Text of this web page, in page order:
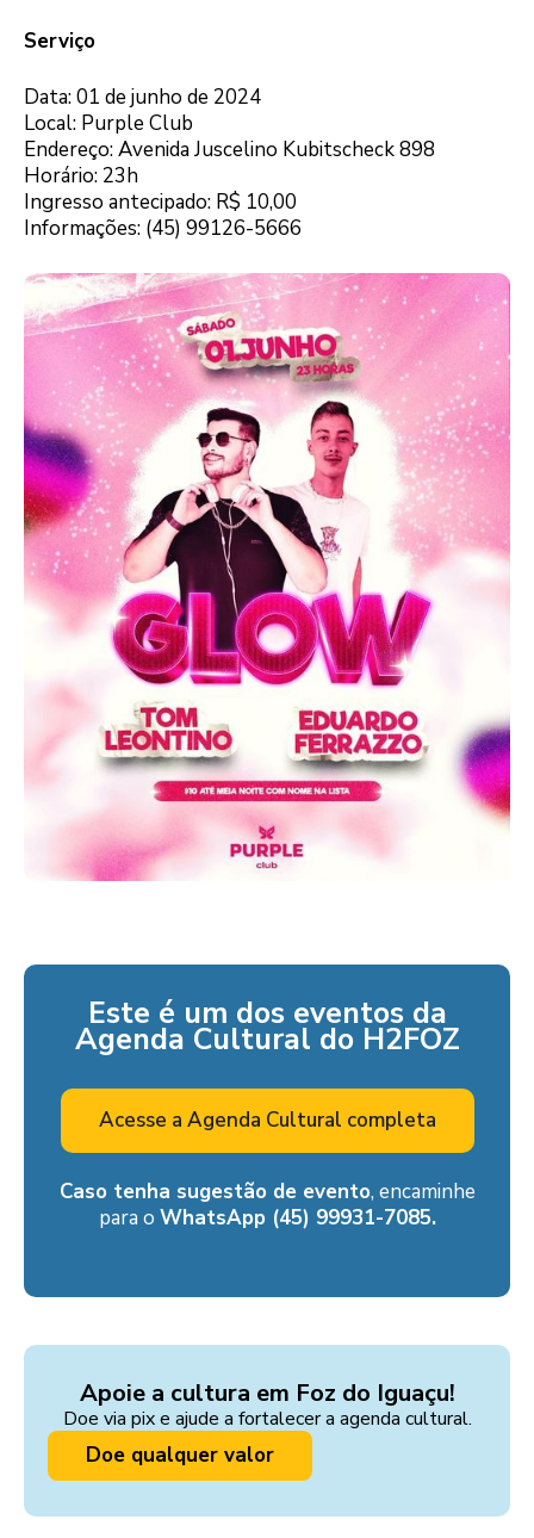
Serviço
Data: 01 de junho de 2024
Local: Purple Club
Endereço: Avenida Juscelino Kubitscheck 898
Horário: 23h
Ingresso antecipado: R$ 10,00
Informações: (45) 99126-5666
Este é um dos eventos da
Agenda Cultural do H2FOZ
Acesse a Agenda Cultural completa
Caso tenha sugestão de evento, encaminhe
para o WhatsApp (45) 99931-7085.
Apoie a cultura em Foz do Iguaçu!
Doe via pix e ajude a fortalecer a agenda cultural.
Doe qualquer valor